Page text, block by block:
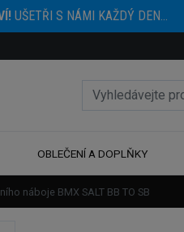
UŠETŘI S NÁMI KAŽDÝ DEN...
OBLEČENÍ A DOPLŇKY
náboje BMX SALT BB TO SB